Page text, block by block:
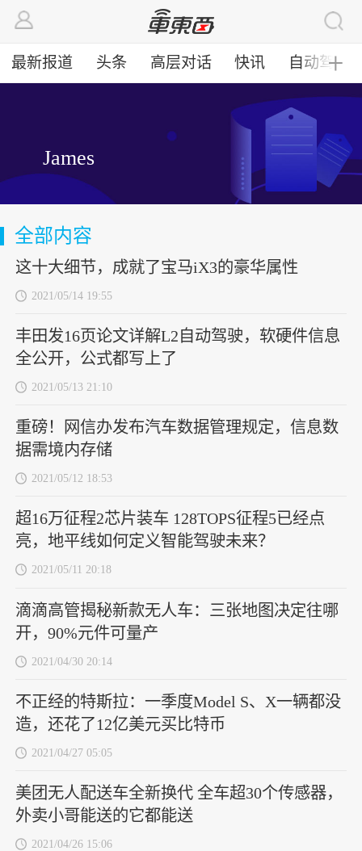
最新报道 头条 高层对话 快讯 自动驾驶
╋
James
全部内容
这十大细节，成就了宝马iX3的豪华属性
2021/05/14 19:55
丰田发16页论文详解L2自动驾驶，软硬件信息
全公开，公式都写上了
2021/05/13 21:10
重磅！网信办发布汽车数据管理规定，信息数
据需境内存储
2021/05/12 18:53
超16万征程2芯片装车 128TOPS征程5已经点
亮，地平线如何定义智能驾驶未来？
2021/05/11 20:18
滴滴高管揭秘新款无人车：三张地图决定往哪
开，90%元件可量产
2021/04/30 20:14
不正经的特斯拉：一季度Model S、X一辆都没
造，还花了12亿美元买比特币
2021/04/27 05:05
美团无人配送车全新换代 全车超30个传感器，
外卖小哥能送的它都能送
2021/04/26 15:06